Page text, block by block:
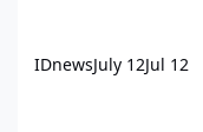
IDnewsJuly 12Jul 12